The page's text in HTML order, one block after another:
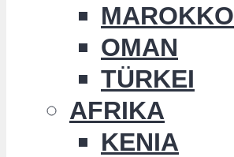
MAROKKO
OMAN
TÜRKEI
AFRIKA
KENIA